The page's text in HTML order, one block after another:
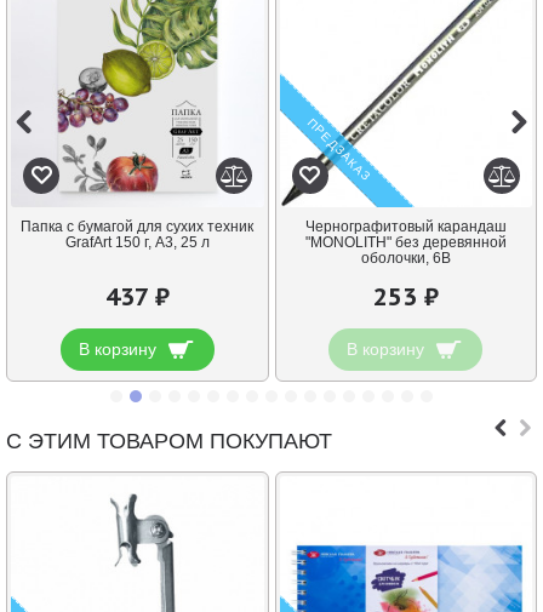
Папка с бумагой для сухих техник
GrafArt 150 г, A3, 25 л
437 ₽
В корзину
ПРЕДЗАКАЗ
Чернографитовый карандаш
"MONOLITH" без деревянной
оболочки, 6В
253 ₽
В корзину
С ЭТИМ ТОВАРОМ ПОКУПАЮТ